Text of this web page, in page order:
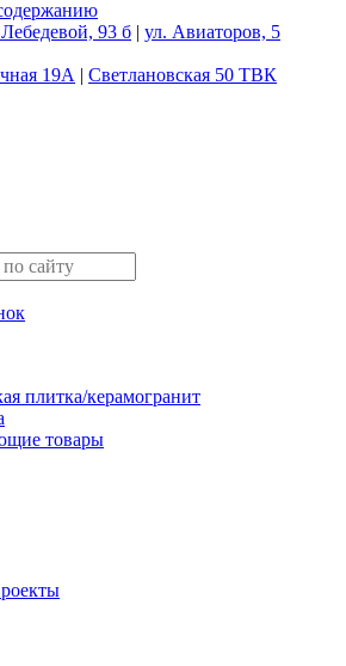
93 б | ул. Авиаторов, 5
19А | Светлановская 50 ТВК
плитка/керамогранит
товары